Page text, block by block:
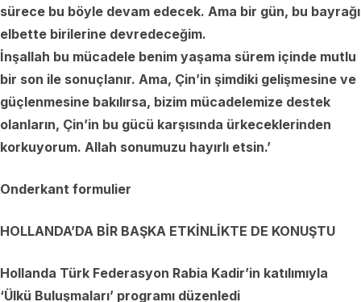
sürece bu böyle devam edecek. Ama bir gün, bu bayrağı
elbette birilerine devredeceğim.
İnşallah bu mücadele benim yaşama sürem içinde mutlu
bir son ile sonuçlanır. Ama, Çin’in şimdiki gelişmesine ve
güçlenmesine bakılırsa, bizim mücadelemize destek
olanların, Çin’in bu gücü karşısında ürkeceklerinden
korkuyorum. Allah sonumuzu hayırlı etsin.’
Onderkant formulier
HOLLANDA’DA BİR BAŞKA ETKİNLİKTE DE KONUŞTU
Hollanda Türk Federasyon Rabia Kadir’in katılımıyla
‘Ülkü Buluşmaları’ programı düzenledi